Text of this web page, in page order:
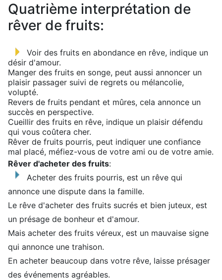
Quatrième interprétation de
rêver de fruits:
Voir des fruits en abondance en rêve, indique un
désir d'amour.
Manger des fruits en songe, peut aussi annoncer un
plaisir passager suivi de regrets ou mélancolie,
volupté.
Revers de fruits pendant et mûres, cela annonce un
succès en perspective.
Cueillir des fruits en rêve, indique un plaisir défendu
qui vous coûtera cher.
Rêver de fruits pourris, peut indiquer une confiance
mal placé, méfiez-vous de votre ami ou de votre amie.
Rêver d'acheter des fruits:
Acheter des fruits pourris, est un rêve qui
annonce une dispute dans la famille.
Le rêve d'acheter des fruits sucrés et bien juteux, est
un présage de bonheur et d'amour.
Mais acheter des fruits véreux, est un mauvaise signe
qui annonce une trahison.
En acheter beaucoup dans votre rêve, laisse présager
des événements agréables.